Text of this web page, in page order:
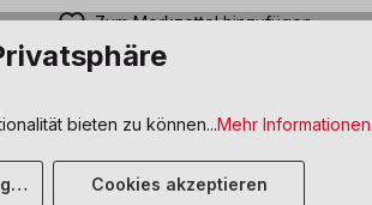
Zum Merkzettel hinzufügen
bieten zu können...Mehr Informationen
Cookies akzeptieren